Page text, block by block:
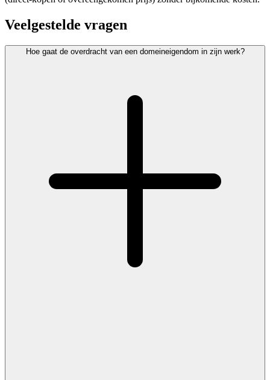
Veelgestelde vragen
Hoe gaat de overdracht van een domeineigendom in zijn werk?